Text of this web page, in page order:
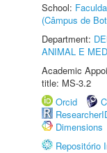
School:
(Câmpus de
Department:
ANIMAL E
Academic
title: MS-3.2
Orcid
Dimensions
Repositório